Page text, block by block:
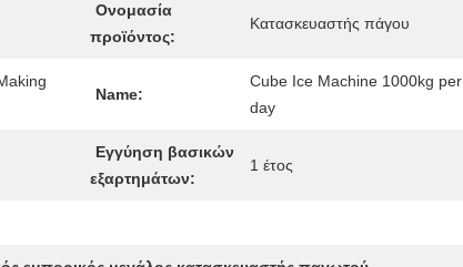
Ονομασία
προϊόντος:
Κατασκευαστής πάγου
Name:
Cube Ice Machine 1000kg per
day
Εγγύηση βασικών
εξαρτημάτων:
1 έτος